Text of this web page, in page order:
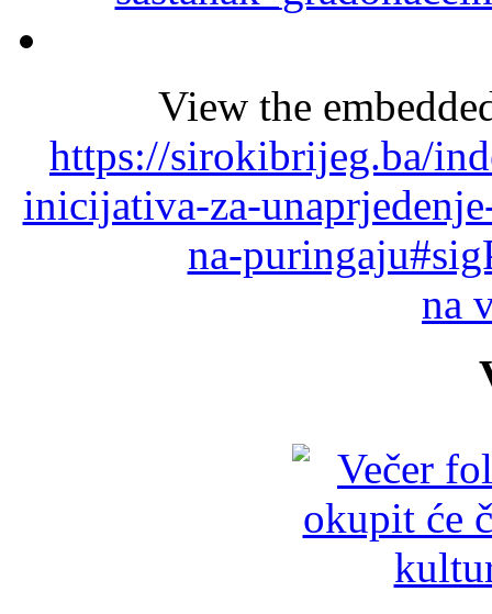
View the
https://sirokibrijeg.ba/
inicijativa-za-
na-
na